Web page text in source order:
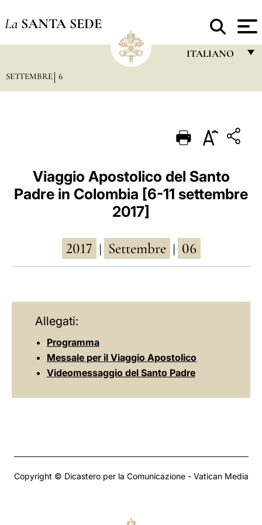
La SANTA SEDE
ITALIANO
PORTUGUÊS
ESPAÑOL
DEUTSCH
العربيّة
中文
SETTEMBRE 6
Viaggio Apostolico del Santo
Padre in Colombia [6-11 settembre
2017]
2017 Settembre 06
Allegati:
Programma
Messale per il Viaggio Apostolico
Videomessaggio del Santo Padre
Copyright © Dicastero per la Comunicazione - Vatican Media